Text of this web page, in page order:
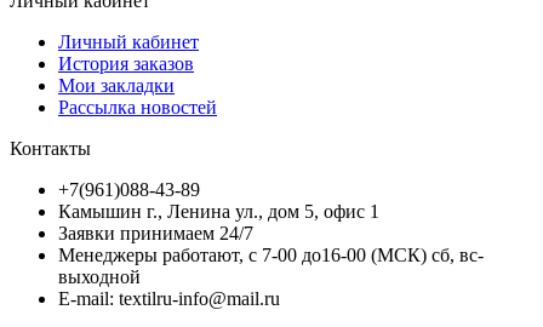
Личный кабинет
История заказов
Мои закладки
Рассылка новостей
Контакты
+7(961)088-43-89
Камышин г., Ленина ул., дом 5, офис 1
Заявки принимаем 24/7
Менеджеры работают, с 7-00 до16-00 (МСК) сб, вс-
выходной
E-mail: textilru-info@mail.ru